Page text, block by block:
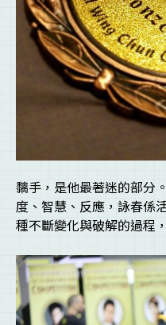
黐手，是他最著迷的部分
度、智慧、反應，詠春係
種不斷變化與破解的過程